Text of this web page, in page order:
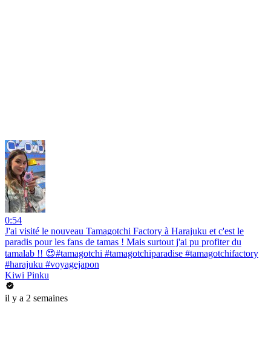
0:54
J'ai visité le nouveau Tamagotchi Factory à Harajuku et c'est le
paradis pour les fans de tamas ! Mais surtout j'ai pu profiter du
tamalab !! 😍#tamagotchi #tamagotchiparadise #tamagotchifactory
#harajuku #voyagejapon
Kiwi Pinku
il y a 2 semaines